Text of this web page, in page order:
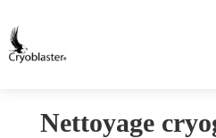
Nettoyage